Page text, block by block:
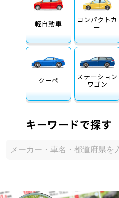
軽自動車 コンパクトカ
ー
クーペ ステーション
ワゴン
キーワードで探す